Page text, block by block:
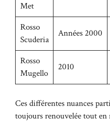
Met
Rosso
Scuderia
Années 2000
Rosso
Mugello
2010
Ces différentes nuances
toujours renouvelée tout en